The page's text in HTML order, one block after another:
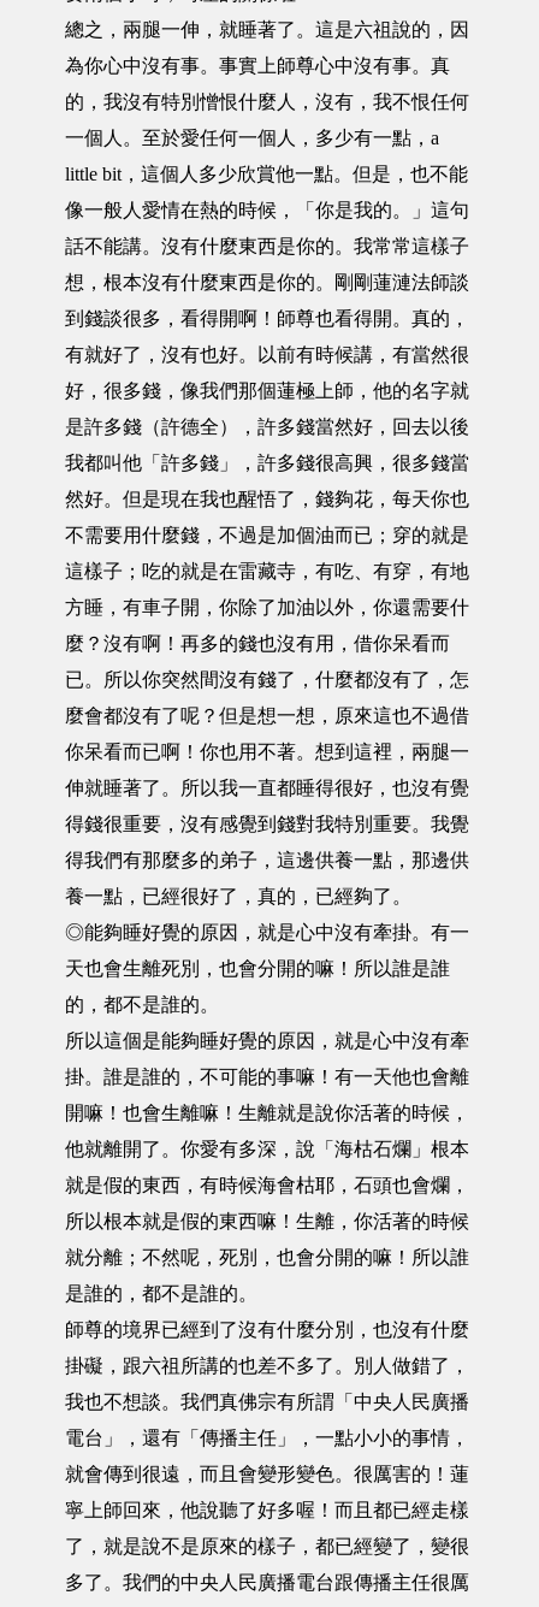
總之，兩腿一伸，就睡著了。這是六祖說的，因
為你心中沒有事。事實上師尊心中沒有事。真
的，我沒有特別憎恨什麼人，沒有，我不恨任何
一個人。至於愛任何一個人，多少有一點，a
little bit，這個人多少欣賞他一點。但是，也不能
像一般人愛情在熱的時候，「你是我的。」這句
話不能講。沒有什麼東西是你的。我常常這樣子
想，根本沒有什麼東西是你的。剛剛蓮漣法師談
到錢談很多，看得開啊！師尊也看得開。真的，
有就好了，沒有也好。以前有時候講，有當然很
好，很多錢，像我們那個蓮極上師，他的名字就
是許多錢（許德全），許多錢當然好，回去以後
我都叫他「許多錢」，許多錢很高興，很多錢當
然好。但是現在我也醒悟了，錢夠花，每天你也
不需要用什麼錢，不過是加個油而已；穿的就是
這樣子；吃的就是在雷藏寺，有吃、有穿，有地
方睡，有車子開，你除了加油以外，你還需要什
麼？沒有啊！再多的錢也沒有用，借你呆看而
已。所以你突然間沒有錢了，什麼都沒有了，怎
麼會都沒有了呢？但是想一想，原來這也不過借
你呆看而已啊！你也用不著。想到這裡，兩腿一
伸就睡著了。所以我一直都睡得很好，也沒有覺
得錢很重要，沒有感覺到錢對我特別重要。我覺
得我們有那麼多的弟子，這邊供養一點，那邊供
養一點，已經很好了，真的，已經夠了。
◎能夠睡好覺的原因，就是心中沒有牽掛。有一
天也會生離死別，也會分開的嘛！所以誰是誰
的，都不是誰的。
所以這個是能夠睡好覺的原因，就是心中沒有牽
掛。誰是誰的，不可能的事嘛！有一天他也會離
開嘛！也會生離嘛！生離就是說你活著的時候，
他就離開了。你愛有多深，說「海枯石爛」根本
就是假的東西，有時候海會枯耶，石頭也會爛，
所以根本就是假的東西嘛！生離，你活著的時候
就分離；不然呢，死別，也會分開的嘛！所以誰
是誰的，都不是誰的。
師尊的境界已經到了沒有什麼分別，也沒有什麼
掛礙，跟六祖所講的也差不多了。別人做錯了，
我也不想談。我們真佛宗有所謂「中央人民廣播
電台」，還有「傳播主任」，一點小小的事情，
就會傳到很遠，而且會變形變色。很厲害的！蓮
寧上師回來，他說聽了好多喔！而且都已經走樣
了，就是說不是原來的樣子，都已經變了，變很
多了。我們的中央人民廣播電台跟傳播主任很厲